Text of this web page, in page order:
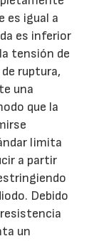
es igual a
es inferior
tensión de
ruptura,
una
que la
limita
a partir
Debido
un